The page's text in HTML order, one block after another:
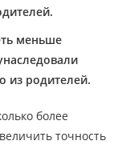
меньше
из родителей.
более
точность